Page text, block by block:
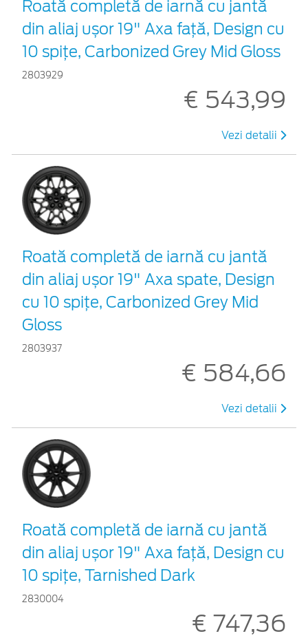
Roată completă de iarnă cu jantă
din aliaj ușor 19" Axa față, Design cu
10 spițe, Carbonized Grey Mid Gloss
2803929
€ 543,99
Vezi detalii
Roată completă de iarnă cu jantă
din aliaj ușor 19" Axa spate, Design
cu 10 spițe, Carbonized Grey Mid
Gloss
2803937
€ 584,66
Vezi detalii
Roată completă de iarnă cu jantă
din aliaj ușor 19" Axa față, Design cu
10 spițe, Tarnished Dark
2830004
€ 747,36